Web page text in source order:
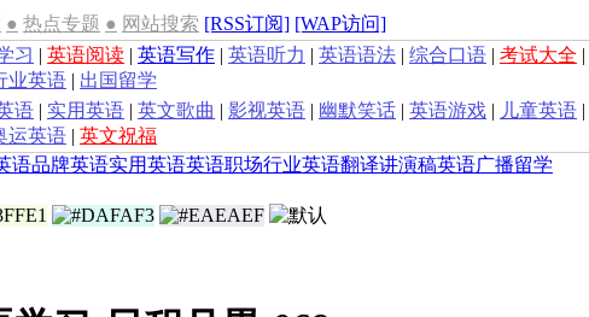
● 热点专题 ● 网站搜索 [RSS订阅] [WAP访问]
习 | 英语阅读 | 英语写作 | 英语听力 | 英语语法 | 综合口语 | 考试大全 |
业英语 | 出国留学
语 | 实用英语 | 英文歌曲 | 影视英语 | 幽默笑话 | 英语游戏 | 儿童英语 |
运英语 | 英文祝福
语品牌英语实用英语英语职场行业英语翻译讲演稿英语广播留学